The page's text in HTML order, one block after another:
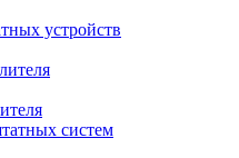
устройств
систем